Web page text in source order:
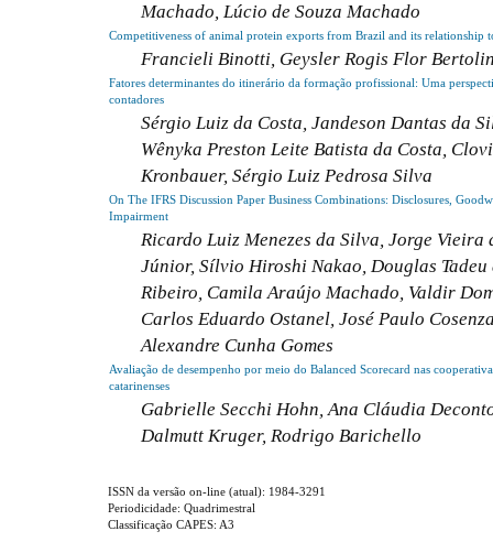
Machado, Lúcio de Souza Machado
Competitiveness of animal protein exports from Brazil and its relationship
Francieli Binotti, Geysler Rogis Flor
Fatores determinantes do itinerário da formação profissional: Uma
contadores
Sérgio Luiz da Costa, Jandeson Dantas da
Wênyka Preston Leite Batista da Costa,
Kronbauer, Sérgio Luiz Pedrosa Silva
On The IFRS Discussion Paper Business Combinations: Disclosures,
Impairment
Ricardo Luiz Menezes da Silva, Jorge Vieira
Júnior, Sílvio Hiroshi Nakao, Douglas
Ribeiro, Camila Araújo Machado, Valdir
Carlos Eduardo Ostanel, José Paulo
Alexandre Cunha Gomes
Avaliação de desempenho por meio do Balanced Scorecard nas
catarinenses
Gabrielle Secchi Hohn, Ana Cláudia
Dalmutt Kruger, Rodrigo Barichello
ISSN da versão on-line (atual): 1984-3291
Periodicidade: Quadrimestral
Classificação CAPES: A3